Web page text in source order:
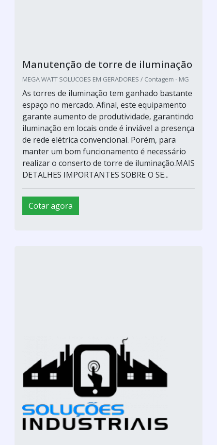
Manutenção de torre de iluminação
MEGA WATT SOLUCOES EM GERADORES / Contagem - MG
As torres de iluminação tem ganhado bastante
espaço no mercado. Afinal, este equipamento
garante aumento de produtividade, garantindo
iluminação em locais onde é inviável a presença
de rede elétrica convencional. Porém, para
manter um bom funcionamento é necessário
realizar o conserto de torre de iluminação.MAIS
DETALHES IMPORTANTES SOBRE O SE...
Cotar agora